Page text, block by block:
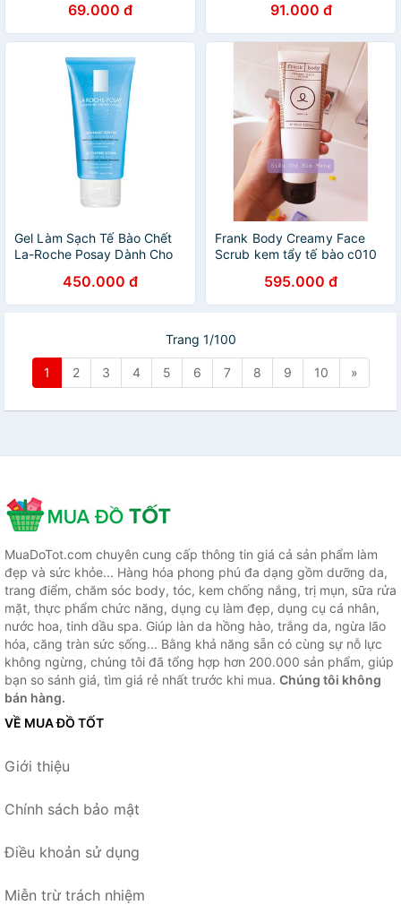
Da Dầu Mụn Da Nhạy Cảm
Ngừa Lão Hóa Da
69.000 đ
Nhạy Cảm Dưỡng Ẩm Ngừa
Lão Hóa Da Dezy
91.000 đ
Gel Làm Sạch Tế Bào Chết
La-Roche Posay Dành Cho
450.000 đ
Frank Body Creamy Face
Scrub kem tẩy tế bào c010
595.000 đ
Trang 1/100
1 2 3 4 5 6 7 8 9 10 »
MuaDoTot.com chuyên cung cấp thông tin giá cả sản phẩm làm
đẹp và sức khỏe... Hàng hóa phong phú đa dạng gồm dưỡng da,
trang điểm, chăm sóc body, tóc, kem chống nắng, trị mụn, sữa rửa
mặt, thực phẩm chức năng, dụng cụ làm đẹp, dụng cụ cá nhân,
nước hoa, tinh dầu spa. Giúp làn da hồng hào, trắng da, ngừa lão
hóa, căng tràn sức sống... Bằng khả năng sẵn có cùng sự nỗ lực
không ngừng, chúng tôi đã tổng hợp hơn 200.000 sản phẩm, giúp
bạn so sánh giá, tìm giá rẻ nhất trước khi mua. Chúng tôi không
bán hàng.
VỀ MUA ĐỒ TỐT
Giới thiệu
Chính sách bảo mật
Điều khoản sử dụng
Miễn trừ trách nhiệm